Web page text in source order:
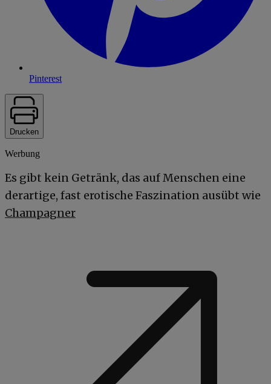
Pinterest
Drucken
Werbung
Es gibt kein Getränk, das auf Menschen eine
derartige, fast erotische Faszination ausübt wie
Champagner